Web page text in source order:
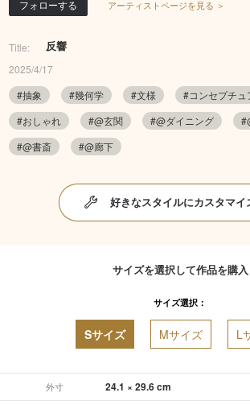
フォローする アーティストページを見る ＞
Title: 反響
2025/4/17
#抽象
#幾何学 #文様 #コンセプチュ
#おしゃれ
#@玄関 #@ダイニング
#@書斎
#@廊下
好きなスタイルにカスタマイ
サイズを選択して作品を購入
サイズ選択：
Sサイズ Mサイズ L
外寸 24.1 × 29.6 cm